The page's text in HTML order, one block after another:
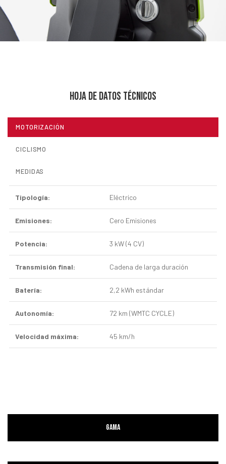
HOJA DE DATOS TÉCNICOS
MOTORIZACIÓN
CICLISMO
MEDIDAS
Tipología: Eléctrico
Emisiones: Cero Emisiones
Potencia: 3 kW (4 CV)
Transmisión final: Cadena de larga duración
Batería: 2,2 kWh estándar
Autonomía: 72 km (WMTC CYCLE)
Velocidad máxima: 45 km/h
GAMA